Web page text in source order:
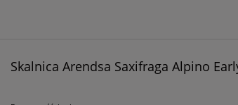
Skalnica Arendsa Saxifraga Alpino